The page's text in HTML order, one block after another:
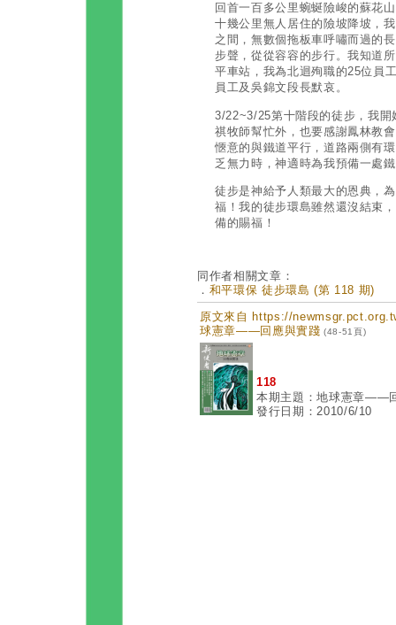
回首一百多公里蜿蜒險峻的蘇花
十幾公里無人居住的險坡降坡，
之間，無數個拖板車呼嘯而過的
步聲，從從容容的步行。我知道
平車站，我為北迴殉職的25位員
員工及吳錦文段長默哀。
3/22~3/25第十階段的徒步，我
祺牧師幫忙外，也要感謝鳳林教
愜意的與鐵道平行，道路兩側有
乏無力時，神適時為我預備一處
徒步是神給予人類最大的恩典，
福！我的徒步環島雖然還沒結束
備的賜福！
同作者相關文章：
． 和平環保 徒步環島 (第 118 期)
原文來自 https://
球憲章——回應與實踐 (48-51頁)
118
本期主題：地球憲章——
發行日期：2010/6/10